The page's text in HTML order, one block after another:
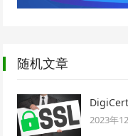
随机文章
2023年